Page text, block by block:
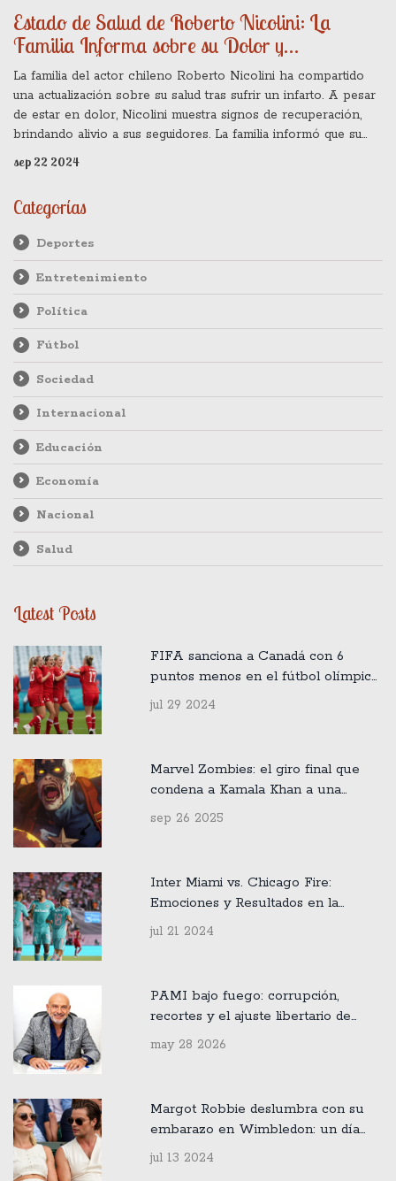
Estado de Salud de Roberto Nicolini: La
Familia Informa sobre su Dolor y
Recuperación
La familia del actor chileno Roberto Nicolini ha compartido
una actualización sobre su salud tras sufrir un infarto. A pesar
de estar en dolor, Nicolini muestra signos de recuperación,
brindando alivio a sus seguidores. La familia informó que su
progreso es positivo aunque los detalles del tratamiento no se
han revelado completamente.
sep 22 2024
Categorías
Deportes
Entretenimiento
Política
Fútbol
Sociedad
Internacional
Educación
Economía
Nacional
Salud
Latest Posts
FIFA sanciona a Canadá con 6
puntos menos en el fútbol olímpico
por espionaje con drones y
suspende a los entrenadores
jul 29 2024
Marvel Zombies: el giro final que
condena a Kamala Khan a una
ilusión mortal
sep 26 2025
Inter Miami vs. Chicago Fire:
Emociones y Resultados en la
Semana 28 de la MLS 2024
jul 21 2024
PAMI bajo fuego: corrupción,
recortes y el ajuste libertario de
may 28 2026
Margot Robbie deslumbra con su
embarazo en Wimbledon: un día
inolvidable en el tenis
jul 13 2024